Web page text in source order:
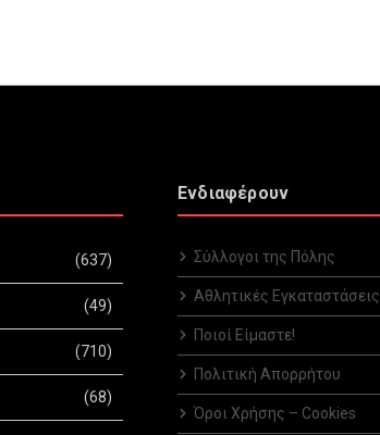
(637)
(49)
(710)
(68)
Ενδιαφέρουν
Σύλλογοι της Πόλης
Αθλητικές Εγκαταστάσεις
Ποιοί Είμαστε!
Πολιτική Απορρήτου
Όροι Χρήσης – Cookies